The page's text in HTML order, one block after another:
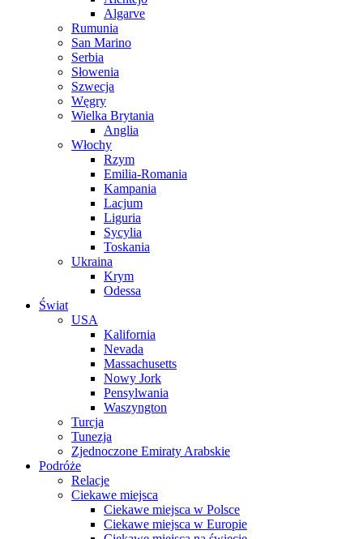
Algarve
Rumunia
San Marino
Serbia
Słowenia
Szwecja
Węgry
Wielka Brytania
Anglia
Włochy
Rzym
Emilia-Romania
Kampania
Lacjum
Liguria
Sycylia
Toskania
Ukraina
Krym
Odessa
Świat
USA
Kalifornia
Nevada
Massachusetts
Nowy Jork
Pensylwania
Waszyngton
Turcja
Tunezja
Zjednoczone Emiraty Arabskie
Podróże
Relacje
Ciekawe miejsca
Ciekawe miejsca w Polsce
Ciekawe miejsca w Europie